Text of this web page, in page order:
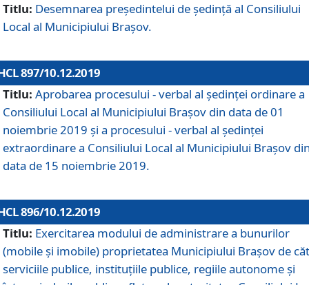
Titlu: Desemnarea preşedintelui de şedinţă al Consiliului
Local al Municipiului Braşov.
897/10.12.2019
Titlu: Aprobarea procesului - verbal al şedinţei ordinare a
Consiliului Local al Municipiului Brașov din data de 01
noiembrie 2019 și a procesului - verbal al ședinței
extraordinare a Consiliului Local al Municipiului Brașov
data de 15 noiembrie 2019.
896/10.12.2019
Titlu: Exercitarea modului de administrare a bunurilor
(mobile și imobile) proprietatea Municipiului Brașov de
serviciile publice, instituțiile publice, regiile autonome și